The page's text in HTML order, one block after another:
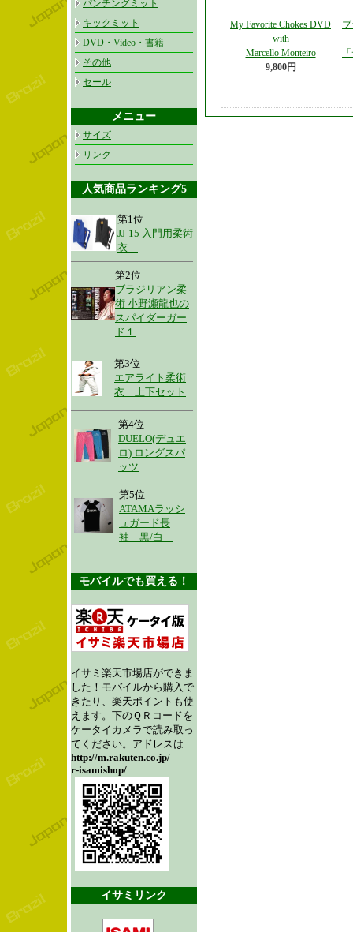
パンチングミット
キックミット
DVD・Video・書籍
その他
セール
メニュー
サイズ
リンク
人気商品ランキング5
第1位
JJ-15 入門用柔術
衣
第2位
ブラジリアン柔
術 小野瀬龍也の
スパイダーガー
ド１
第3位
エアライト柔術
衣 上下セット
第4位
DUELO(デュエ
ロ) ロングスパ
ッツ
第5位
ATAMAラッシ
ュガード長
袖 黒/白
モバイルでも買える！
イサミ楽天市場店ができま
した！モバイルから購入で
きたり、楽天ポイントも使
えます。下のＱＲコードを
ケータイカメラで読み取っ
てください。アドレスは
http://m.rakuten.co.jp/
r-isamishop/
イサミリンク
My Favorite Chokes DVD
with
Marcello Monteiro
9,800円